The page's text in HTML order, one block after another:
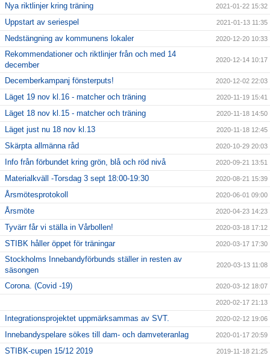
Nya riktlinjer kring träning 2021-01-22 15:32
Uppstart av seriespel 2021-01-13 11:35
Nedstängning av kommunens lokaler 2020-12-20 10:33
Rekommendationer och riktlinjer från och med 14
december
2020-12-14 10:17
Decemberkampanj fönsterputs! 2020-12-02 22:03
Läget 19 nov kl.16 - matcher och träning 2020-11-19 15:41
Läget 18 nov kl.15 - matcher och träning 2020-11-18 14:50
Läget just nu 18 nov kl.13 2020-11-18 12:45
Skärpta allmänna råd 2020-10-29 20:03
Info från förbundet kring grön, blå och röd nivå 2020-09-21 13:51
Materialkväll -Torsdag 3 sept 18:00-19:30 2020-08-21 15:39
Årsmötesprotokoll 2020-06-01 09:00
Årsmöte 2020-04-23 14:23
Tyvärr får vi ställa in Vårbollen! 2020-03-18 17:12
STIBK håller öppet för träningar 2020-03-17 17:30
Stockholms Innebandyförbunds ställer in resten av
säsongen
2020-03-13 11:08
Corona. (Covid -19) 2020-03-12 18:07
2020-02-17 21:13
Integrationsprojektet uppmärksammas av SVT. 2020-02-12 19:06
Innebandyspelare sökes till dam- och damveteranlag 2020-01-17 20:59
STIBK-cupen 15/12 2019 2019-11-18 21:25